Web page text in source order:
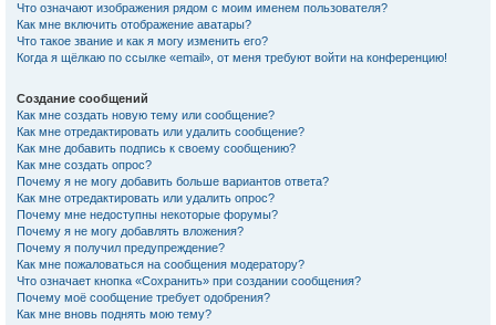
Что означают изображения рядом с моим именем пользователя?
Как мне включить отображение аватары?
Что такое звание и как я могу изменить его?
Когда я щёлкаю по ссылке «email», от меня требуют войти на конференцию!
Создание сообщений
Как мне создать новую тему или сообщение?
Как мне отредактировать или удалить сообщение?
Как мне добавить подпись к своему сообщению?
Как мне создать опрос?
Почему я не могу добавить больше вариантов ответа?
Как мне отредактировать или удалить опрос?
Почему мне недоступны некоторые форумы?
Почему я не могу добавлять вложения?
Почему я получил предупреждение?
Как мне пожаловаться на сообщения модератору?
Что означает кнопка «Сохранить» при создании сообщения?
Почему моё сообщение требует одобрения?
Как мне вновь поднять мою тему?